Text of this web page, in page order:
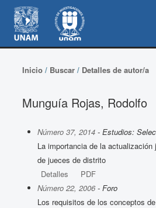
Inicio/ Buscar/ Detalles de autor/a
Munguía Rojas, Rodolfo
Número 37, 2014- Estudios:
La importancia de la
de jueces de distrito
Detalles
PDF
Número 22, 2006- Foro
Los requisitos de los conceptos